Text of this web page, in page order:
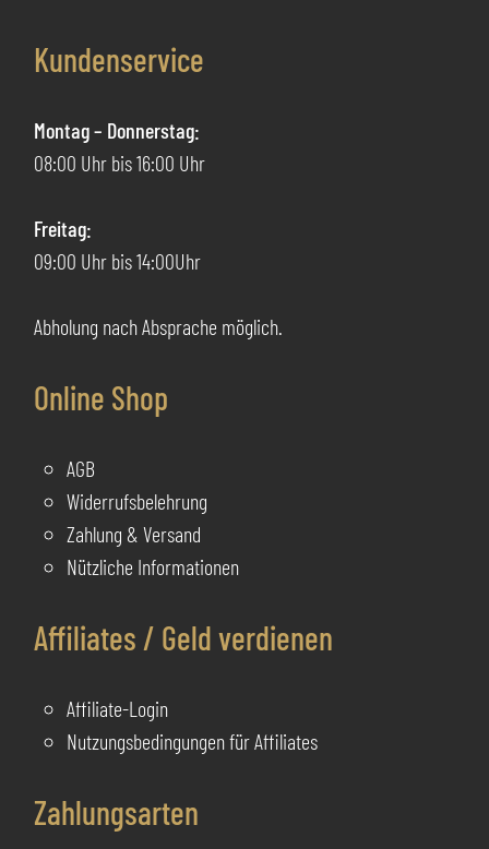
Kundenservice
Montag – Donnerstag:
08:00 Uhr bis 16:00 Uhr
Freitag:
09:00 Uhr bis 14:00Uhr
Abholung nach Absprache möglich.
Online Shop
AGB
Widerrufsbelehrung
Zahlung & Versand
Nützliche Informationen
Affiliates / Geld verdienen
Affiliate-Login
Nutzungsbedingungen für Affiliates
Zahlungsarten